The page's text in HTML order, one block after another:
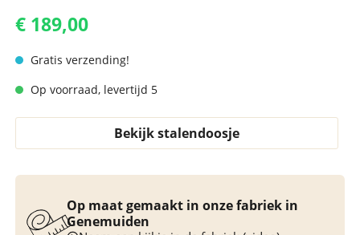
€ 189,00
Gratis verzending!
Op voorraad, levertijd 5
Bekijk stalendoosje
Op maat gemaakt in onze fabriek in
Genemuiden